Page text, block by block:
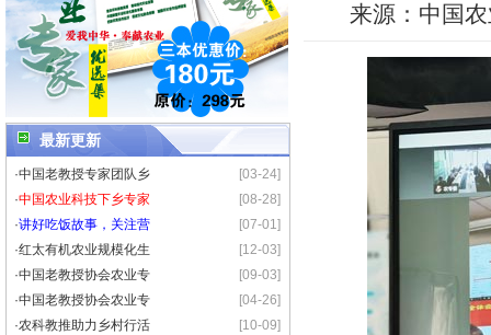
最新更新
·中国老教授专家团队乡
[03-24]
·中国农业科技下乡专家
[08-28]
·讲好吃饭故事，关注营
[07-01]
·红太有机农业规模化生
[12-03]
·中国老教授协会农业专
[09-03]
·中国老教授协会农业专
[04-26]
·农科教推助力乡村行活
[10-09]
来源：中国